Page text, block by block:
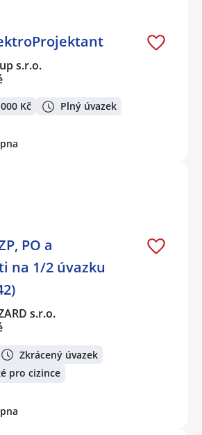
s.r.o.
Kč Plný úvazek
PO a
na 1/2 úvazku
s.r.o.
Zkrácený úvazek
pro cizince